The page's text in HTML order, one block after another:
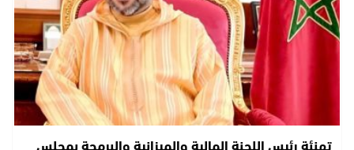
تهنئة رئيس اللجنة المالية والميزانية والبرمجة بمجلس